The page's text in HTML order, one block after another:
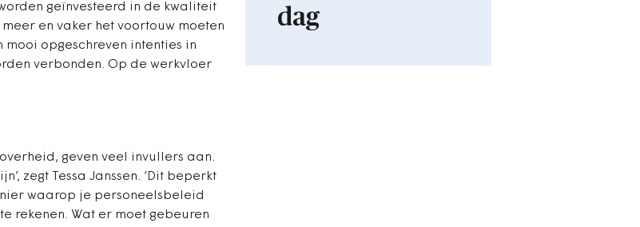
dag
geïnvesteerd in de kwaliteit
en vaker het voortouw moeten
mooi opgeschreven intenties in
verbonden. Op de werkvloer
geven veel invullers aan.
zegt Tessa Janssen. ‘Dit beperkt
waarop je personeelsbeleid
rekenen. Wat er moet gebeuren